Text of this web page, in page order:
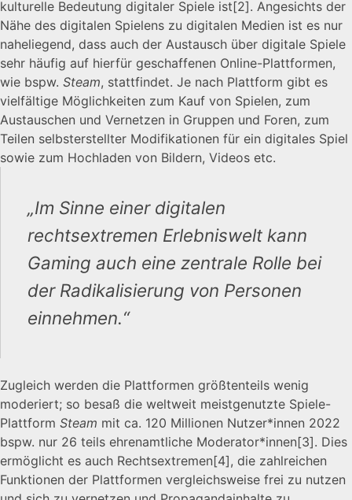
kulturelle Bedeutung digitaler Spiele ist[2]. Angesichts der
Nähe des digitalen Spielens zu digitalen Medien ist es nur
naheliegend, dass auch der Austausch über digitale Spiele
sehr häufig auf hierfür geschaffenen Online-Plattformen,
wie bspw. Steam, stattfindet. Je nach Plattform gibt es
vielfältige Möglichkeiten zum Kauf von Spielen, zum
Austauschen und Vernetzen in Gruppen und Foren, zum
Teilen selbsterstellter Modifikationen für ein digitales Spiel
sowie zum Hochladen von Bildern, Videos etc.
„Im Sinne einer digitalen
rechtsextremen Erlebniswelt kann
Gaming auch eine zentrale Rolle bei
der Radikalisierung von Personen
einnehmen.“
Zugleich werden die Plattformen größtenteils wenig
moderiert; so besaß die weltweit meistgenutzte Spiele-
Plattform Steam mit ca. 120 Millionen Nutzer*innen 2022
bspw. nur 26 teils ehrenamtliche Moderator*innen[3]. Dies
ermöglicht es auch Rechtsextremen[4], die zahlreichen
Funktionen der Plattformen vergleichsweise frei zu nutzen